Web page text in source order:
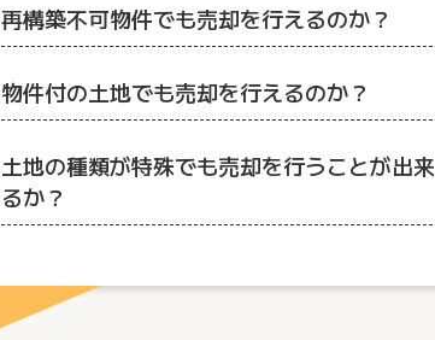
再構築不可物件でも売却を行えるのか？
物件付の土地でも売却を行えるのか？
土地の種類が特殊でも売却を行うことが出来
るか？